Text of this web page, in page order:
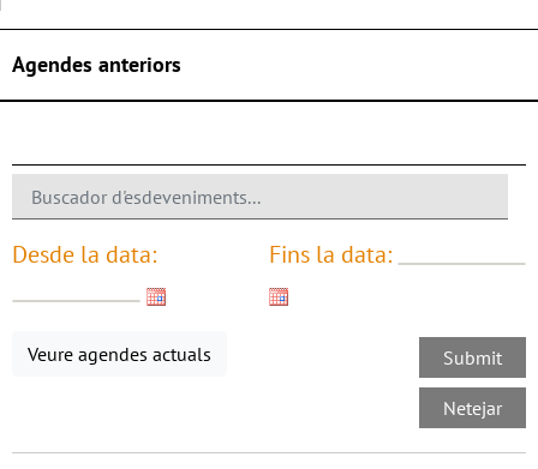
Agendes anteriors
Desde la data: Fins la data:
Veure agendes actuals